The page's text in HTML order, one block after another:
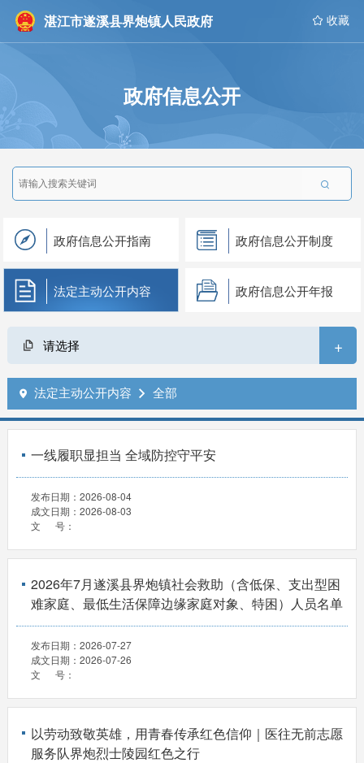
湛江市遂溪县界炮镇人民政府  收藏
政府信息公开

政府信息公开指南 政府信息公开制度
法定主动公开内容 政府信息公开年报
请选择 +
 法定主动公开内容  全部
一线履职显担当 全域防控守平安
发布日期： 2026-08-04
成文日期： 2026-08-03
文 号：
2026年7月遂溪县界炮镇社会救助（含低保、支出型困
难家庭、最低生活保障边缘家庭对象、特困）人员名单
发布日期： 2026-07-27
成文日期： 2026-07-26
文 号：
以劳动致敬英雄，用青春传承红色信仰｜医往无前志愿
服务队界炮烈士陵园红色之行